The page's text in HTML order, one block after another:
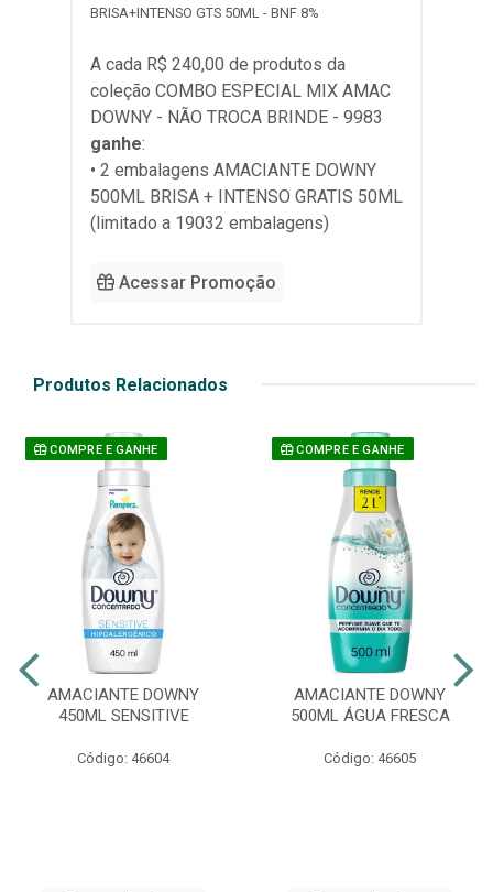
BRISA+INTENSO GTS 50ML - BNF 8%
A cada R$ 240,00 de produtos da
coleção COMBO ESPECIAL MIX AMAC
DOWNY - NÃO TROCA BRINDE - 9983
ganhe:
• 2 embalagens AMACIANTE DOWNY
500ML BRISA + INTENSO GRATIS 50ML
(limitado a 19032 embalagens)
Acessar Promoção
Produtos Relacionados
COMPRE E GANHE
AMACIANTE DOWNY
450ML SENSITIVE
Código: 46604
COMPRE E GANHE
AMACIANTE DOWNY
500ML ÁGUA FRESCA
Código: 46605